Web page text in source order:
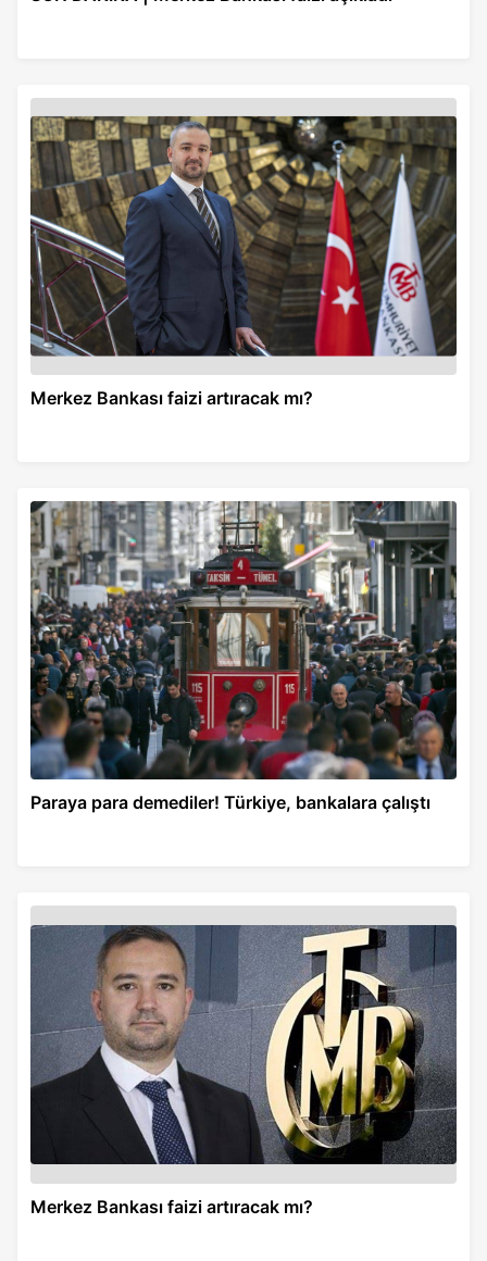
Merkez Bankası faizi artıracak mı?
Paraya para demediler! Türkiye, bankalara çalıştı
Merkez Bankası faizi artıracak mı?